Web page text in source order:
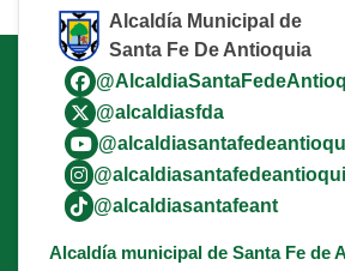
Alcaldía municipal de Santa Fe de
Alcaldía Municipal de
Santa Fe De Antioquia
@alcaldiasfda
@alcaldiasantafeant